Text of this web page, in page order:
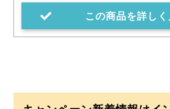
この商品を詳しく